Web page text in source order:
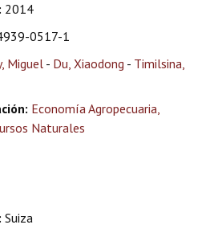
2014
0517-1
Miguel - Du, Xiaodong - Timilsina,
Economía Agropecuaria,
Naturales
Suiza